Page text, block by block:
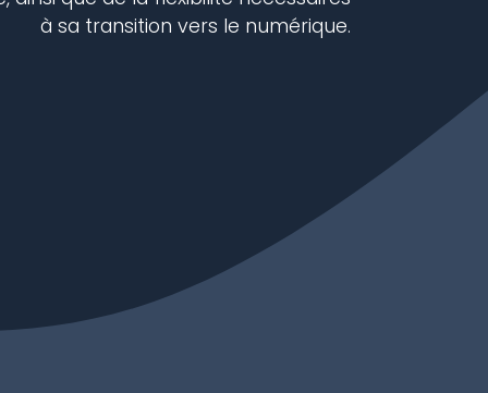
à sa transition vers le numérique.